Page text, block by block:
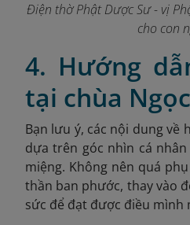
Điện thờ Phật Dược Sư - vị
cho con
4. Hướng
tại chùa
Bạn lưu ý, các nội dung về
dựa trên góc nhìn cá
miệng. Không nên quá
thần ban phước, thay vào
sức để đạt được điều mình